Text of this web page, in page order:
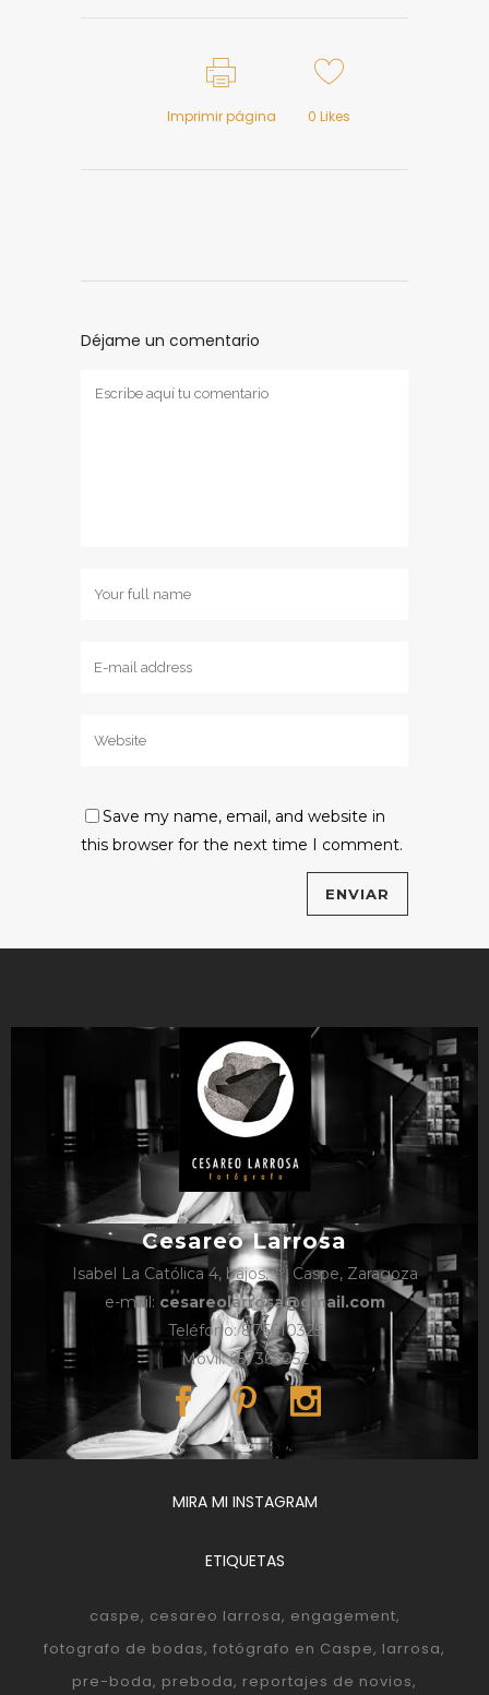
Imprimir página 0 Likes
Déjame un comentario
Save my name, email, and website in
this browser for the next time I comment.
Cesareo Larrosa
Isabel La Católica 4, bajos, 1º, Caspe, Zaragoza
e-mail: cesareolarrosa@gmail.com
Teléfono: 876610325
Móvil: 657366052
MIRA MI INSTAGRAM
ETIQUETAS
caspe cesareo larrosa engagement
fotografo de bodas fotógrafo en Caspe larrosa
pre-boda preboda reportajes de novios